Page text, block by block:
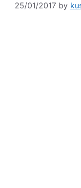
25/01/2017 by